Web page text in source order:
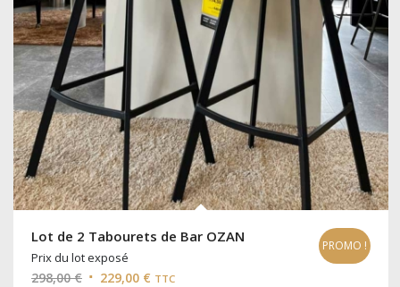
Lot de 2 Tabourets de Bar OZAN
Prix du lot exposé
298,00€ Le 229,00 € Le
TTC
PROMO !